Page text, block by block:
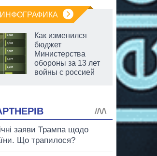
ИНФОГРАФИКА
Как изменился
бюджет
Министерства
обороны за 13 лет
войны с россией